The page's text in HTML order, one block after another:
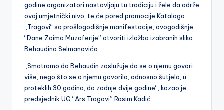
godine organizatori nastavljaju tu tradiciju i žele da održe
ovaj umjetnički nivo, te će pored promocije Kataloga
„Tragovi“ sa prošlogodišnje manifestacije, ovogodišnje
“Dane Zaima Muzaferije” otvoriti izložba izabranih slika
Behaudina Selmanovića.
„Smatramo da Behaudin zaslužuje da se o njemu govori
više, nego što se o njemu govorilo, odnosno šutjelo, u
proteklih 30 godina, do zadnje dvije godine“, kazao je
predsjednik UG “Ars Tragovi” Rasim Kadić.